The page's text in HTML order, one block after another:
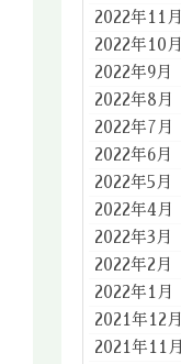
2022年11月
2022年10月
2022年9月
2022年8月
2022年7月
2022年6月
2022年5月
2022年4月
2022年3月
2022年2月
2022年1月
2021年12月
2021年11月